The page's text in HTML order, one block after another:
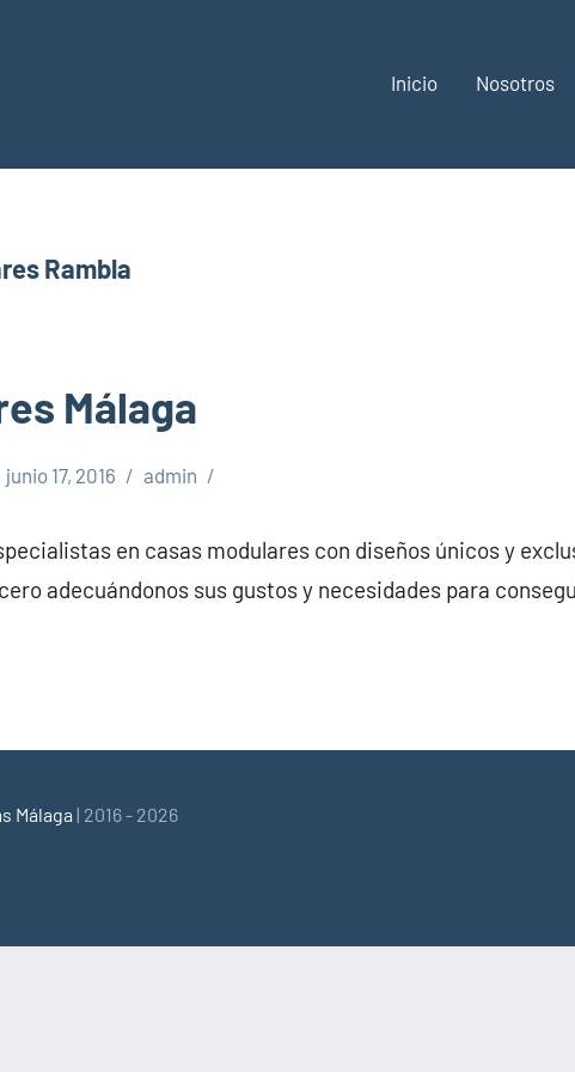
Inicio Nosotros
Rambla
Málaga
junio 17, 2016 admin
en casas modulares con diseños únicos y
adecuándonos sus gustos y necesidades para
Málaga | 2016 - 2026